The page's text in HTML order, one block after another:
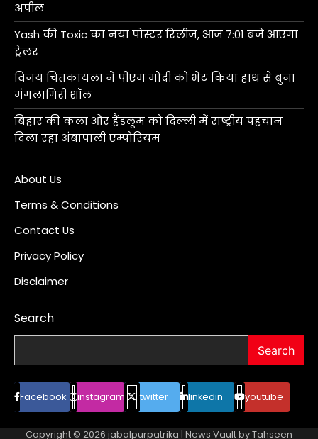
अपील
Yash की Toxic का नया पोस्टर रिलीज, आज 7:01 बजे आएगा
ट्रेलर
विजय चिंतकायला ने पीएम मोदी को भेंट किया हाथ से बुना
मंगलागिरी शॉल
बिहार की कला और हैंडलूम को दिल्ली में राष्ट्रीय पहचान
दिला रहा अंबापाली एम्पोरियम
About Us
Terms & Conditions
Contact Us
Privacy Policy
Disclaimer
Search
Search
Facebook instagram twitter linkedin youtube
Copyright © 2026 jabalpurpatrika | News Vault byTahseen